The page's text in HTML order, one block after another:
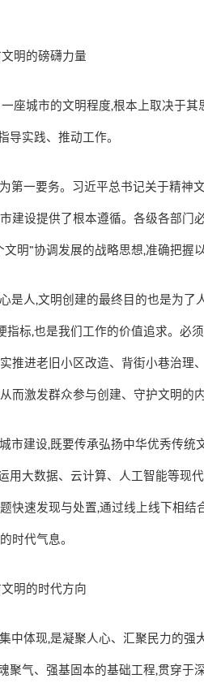
明的磅礴力量
座城市的文明程度,根本上取决于其
导实践、推动工作。
第一要务。习近平总书记关于精神
建设提供了根本遵循。各级各部门
文明”协调发展的战略思想,准确把握
是人 ,文明创建的最终目的也是为了
指标,也是我们工作的价值追求。必
推进老旧小区改造、背街小巷治理
从而激发群众参与创建、守护文明的
市建设,既要传承弘扬中华优秀传统
用大数据、云计算、人工智能等现
快速发现与处置,通过线上线下相结
时代气息。
明的时代方向
中体现,是凝聚人心、汇聚民力的强
聚气、强基固本的基础工程,贯穿于